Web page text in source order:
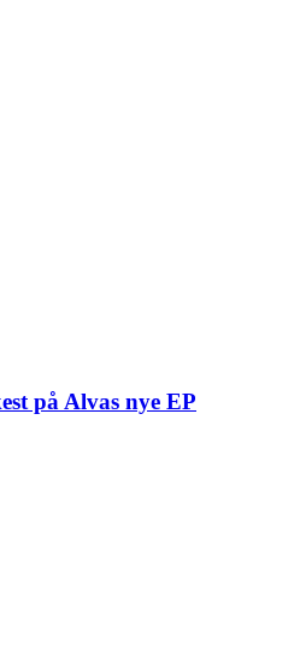
på Alvas nye EP